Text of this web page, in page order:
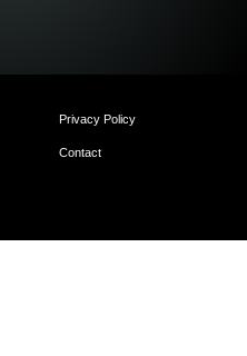
Privacy Policy
Contact